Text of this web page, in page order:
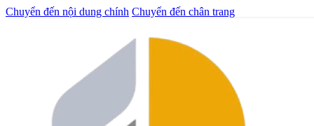
Chuyển đến nội dung chính Chuyển đến chân trang